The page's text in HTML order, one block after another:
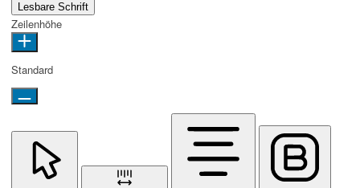
Lesbare Schrift
Zeilenhöhe
Standard